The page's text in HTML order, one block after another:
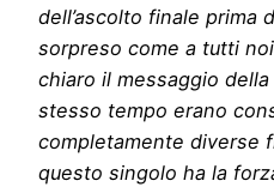
dell’ascolto finale prima
sorpreso come a tutti
chiaro il messaggio
stesso tempo erano
completamente diverse
questo singolo ha la